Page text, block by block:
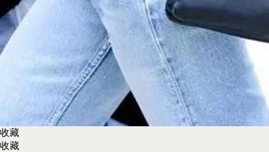
收藏
收藏